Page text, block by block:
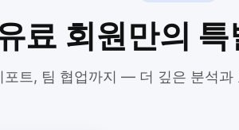
료 회원만의 특
포트, 팀 협업까지 — 더 깊은 분석과